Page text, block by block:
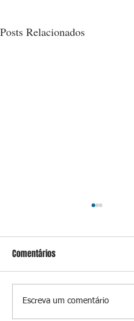
Posts Relacionados
O jardim que ninguém vê
Comentários
Escreva um comentário